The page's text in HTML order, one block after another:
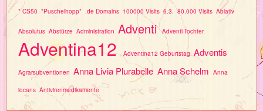
* CS50 *Puschelhopp* .de Domains 100000 Visits 6.3. 80.000 Visits Ablativ
Absolutus Abstürze Administration Adventi Adventi-Tochter
Adventina12 Adventina12 Geburtstag Adventis
Agrarsubventionen Anna Livia Plurabelle Anna Schelm Anna
iocans Antivirenmedikamente